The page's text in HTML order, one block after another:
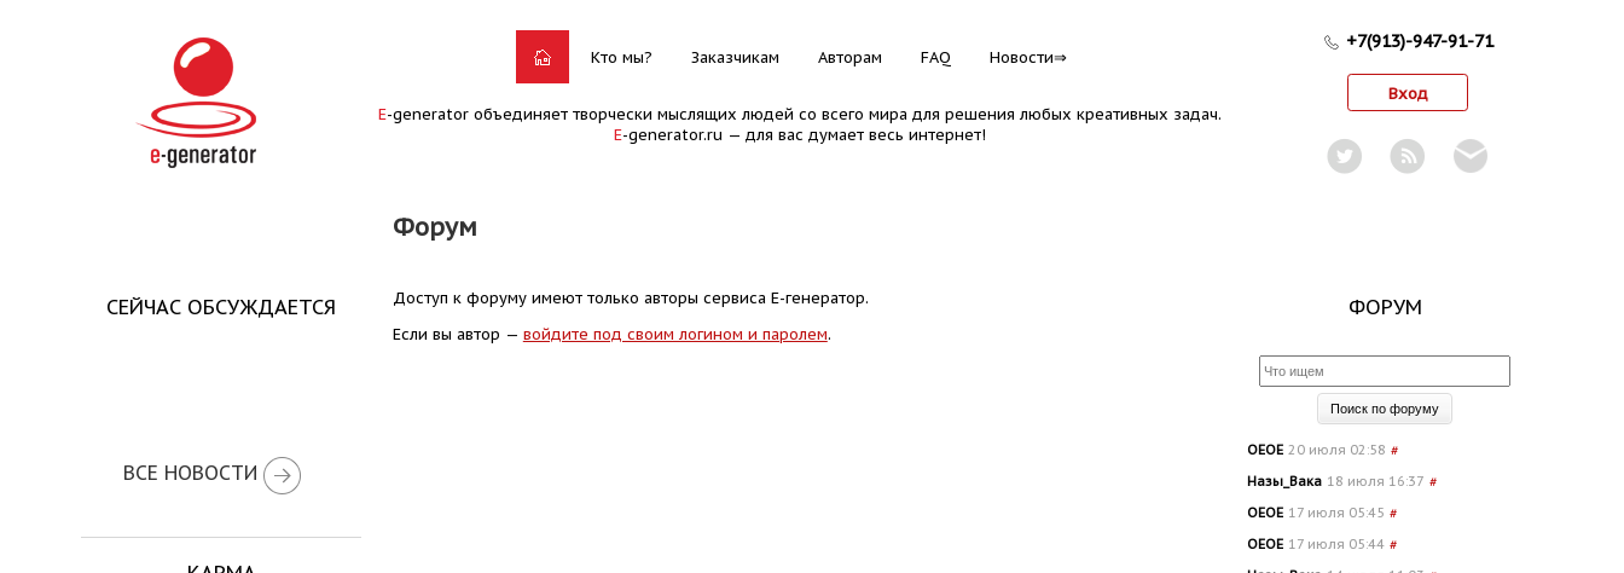
Кто мы? Заказчикам Авторам FAQ Новости
E-generator объединяет творчески мыслящих людей со всего мира для решения любых креативных задач.
E-generator.ru — для вас думает весь интернет!
+7(913)-947-91-71
Вход
Форум
СЕЙЧАС ОБСУЖДАЕТСЯ
ВСЕ НОВОСТИ
Доступ к форуму имеют только авторы сервиса Е-генератор.
Если вы автор — войдите под своим логином и паролем.
ФОРУМ
OEOE 20 июля 02:58 #
Назы_Вака 18 июля 16:37 #
OEOE 17 июля 05:45 #
OEOE 17 июля 05:44 #